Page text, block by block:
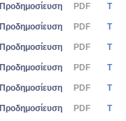
Προδημοσίευση PDF Τ
Προδημοσίευση PDF Τ
Προδημοσίευση PDF Τ
Προδημοσίευση PDF Τ
Προδημοσίευση PDF Τ
Προδημοσίευση PDF Τ